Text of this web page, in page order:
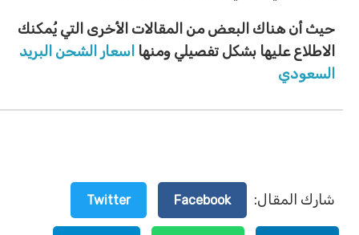
حيث أن هناك البعض من المقالات الأخرى التي يُمكنك
الاطلاع عليها بشكل تفصيلي ومنهااسعار الشحن البريد
السعودي
شارك المقال: Facebook
Twitter